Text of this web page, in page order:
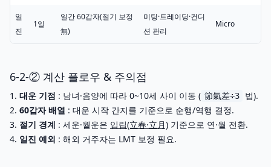
일
진
1일
일간 60갑자(절기 보정
無)
미팅·트레이딩·컨디
션 관리
Micro
6-2-② 계산 플로우 & 주의점
대운 기점 : 남녀·음양에 따라 0~10세 사이 이동 ( 節氣差÷3
법).
60갑자 배열 : 대운 시작 간지를 기준으로 순행/역행 결정.
절기 경계 : 세운·월운은 입립(立春·立月) 기준으로 연·월 전환.
일진 예외 : 해외 거주자는 LMT 보정 필요.